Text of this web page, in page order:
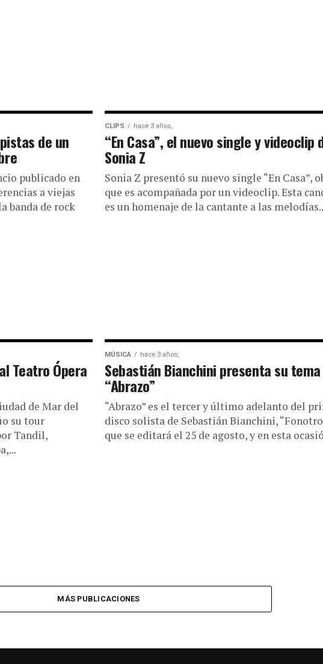
de un
publicado en
a viejas
banda de rock
CLIPS hace 3 años,
“En Casa”, el nuevo single y videoclip
Sonia Z
Sonia Z presentó su nuevo single “En Casa”,
que es acompañada por un videoclip. Esta
es un homenaje de la cantante a las
Teatro Ópera
de Mar del
su tour
Tandil,
MÚSICA hace 3 años,
Sebastián Bianchini presenta su tema
“Abrazo”
“Abrazo” es el tercer y último adelanto del
disco solista de Sebastián Bianchini,
que se editará el 25 de agosto, y en esta
MÁS PUBLICACIONES